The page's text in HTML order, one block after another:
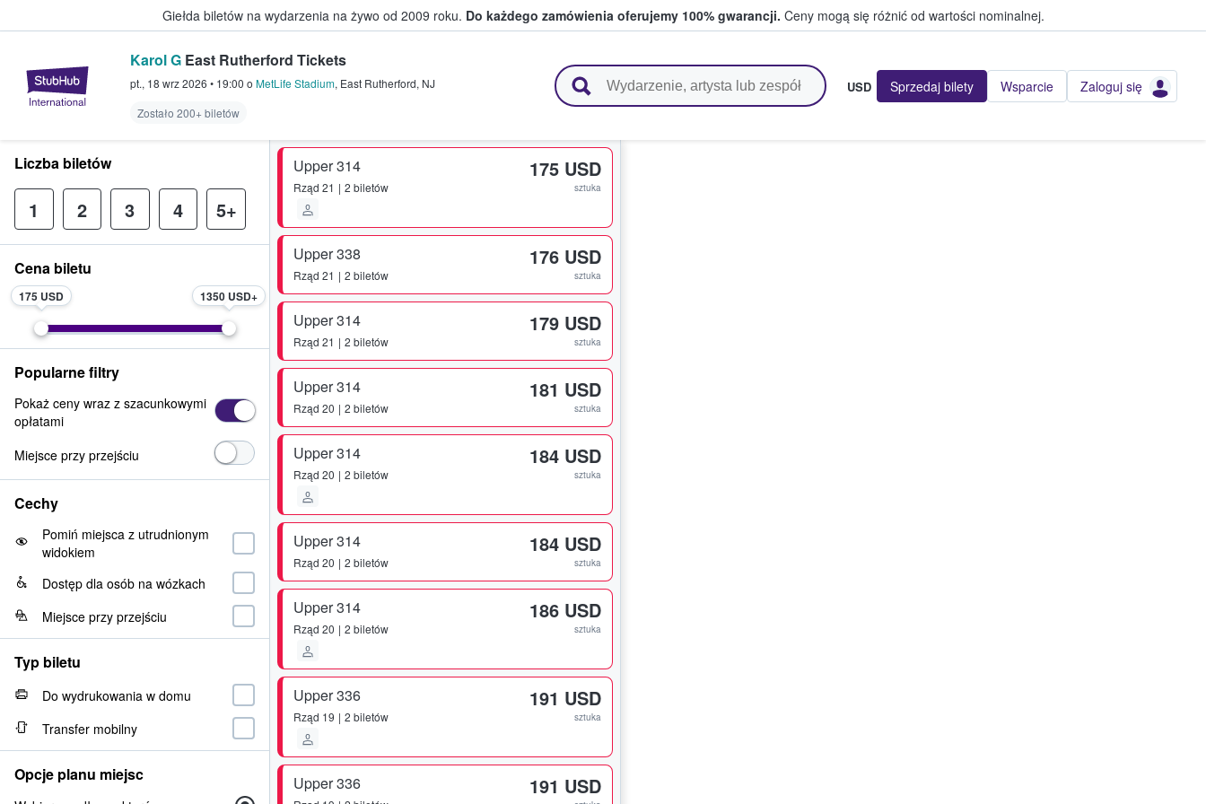
Giełda biletów na wydarzenia na żywo od 2009 roku. Do każdego zamówienia oferujemy 100% gwarancji. Ceny mogą się różnić od wartości nominalnej.
StubHub — miejsce, w którym fani i kibice kupują i sprzedają bilety
Karol G East Rutherford Tickets
pt., 18 wrz 2026 • 19:00 o MetLife Stadium, East Rutherford, NJ
Zostało 200+ biletów
USD Sprzedaj bilety Wsparcie Zaloguj się
Upper 314
Rząd 21 2 biletów
175 USD
sztuka
Upper 338
Rząd 21 2 biletów
176 USD
sztuka
Upper 314
Rząd 21 2 biletów
179 USD
sztuka
Upper 314
Rząd 20 2 biletów
181 USD
sztuka
Upper 314
Rząd 20 2 biletów
184 USD
sztuka
Upper 314
Rząd 20 2 biletów
184 USD
sztuka
Upper 314
Rząd 20 2 biletów
186 USD
sztuka
Upper 336
Rząd 19 2 biletów
191 USD
sztuka
Upper 336 191 USD
Liczba biletów
1 2 3 4 5+
Cena biletu
175 USD 1350 USD
Popularne filtry
Pokaż ceny wraz z szacunkowymi
opłatami
Miejsce przy przejściu
Cechy
Pomiń miejsca z utrudnionym
widokiem
Dostęp dla osób na wózkach
Miejsce przy przejściu
Typ biletu
Do wydrukowania w domu
Transfer mobilny
Opcje planu miejsc